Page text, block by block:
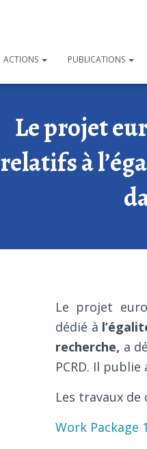
ACTIONS PUBLICATIONS
Le projet
relatifs à
Le projet
dédié à
recherche, a
PCRD. Il
Les travaux de
Work Package